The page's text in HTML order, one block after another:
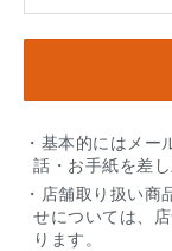
・基本的にはメ
話・お手紙を差
・店舗取り扱い
せについては、
ります。